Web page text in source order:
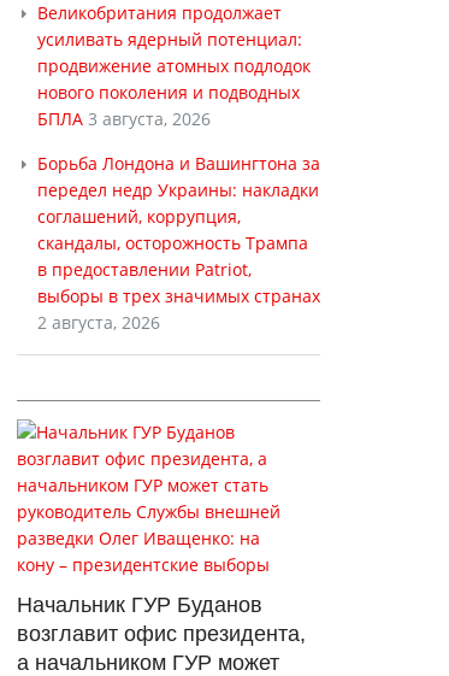
Великобритания продолжает
усиливать ядерный потенциал:
продвижение атомных подлодок
нового поколения и подводных
БПЛА 3 августа, 2026
Борьба Лондона и Вашингтона за
передел недр Украины: накладки
соглашений, коррупция,
скандалы, осторожность Трампа
в предоставлении Patriot,
выборы в трех значимых странах
2 августа, 2026
Начальник ГУР Буданов
возглавит офис президента,
а начальником ГУР может